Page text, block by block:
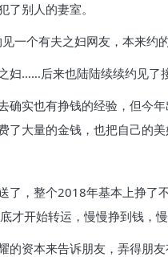
别人的妻室。
一个有夫之妇网友，本来约
妇……后来也陆陆续续约见
确实也有挣钱的经验，但今
了大量的金钱，也把自己的美
了，整个2018年基本上挣
才开始转运，慢慢挣到钱，慢
资本来告诉朋友，弄得朋